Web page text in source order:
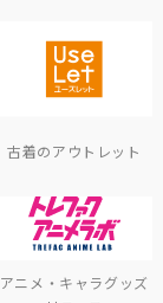
古着のアウトレット
アニメ・キャラグッズ